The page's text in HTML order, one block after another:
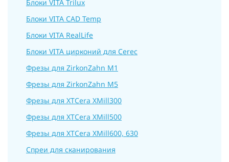
Блоки VITA Trilux
Блоки VITA CAD Temp
Блоки VITA RealLife
Блоки VITA цирконий для Cerec
Фрезы для ZirkonZahn M1
Фрезы для ZirkonZahn M5
Фрезы для XTCera XMill300
Фрезы для XTCera XMill500
Фрезы для XTCera XMill600, 630
Спреи для сканирования